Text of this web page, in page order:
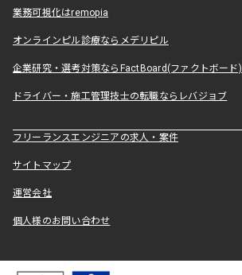
業務可視化はremopia
オンラインピル診療ならメデリピル
企業研究・選考対策ならFactBoard(ファクトボード)
ドライバー・施工管理技士の転職ならレバジョブ
フリーランスエンジニアの求人・案件
サイトマップ
運営会社
個人様のお問い合わせ